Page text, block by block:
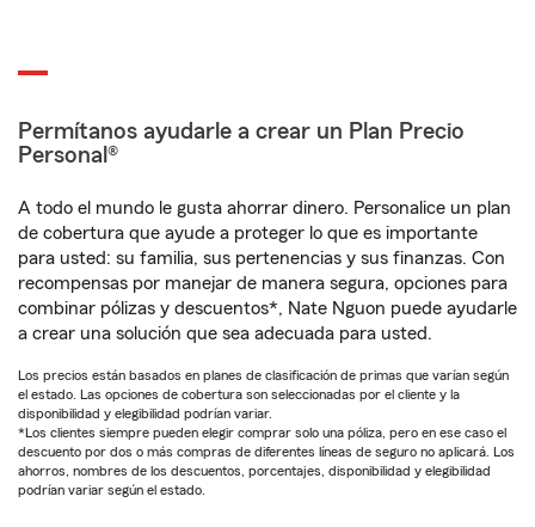
Permítanos ayudarle a crear un Plan Precio
Personal®
A todo el mundo le gusta ahorrar dinero. Personalice un plan
de cobertura que ayude a proteger lo que es importante
para usted: su familia, sus pertenencias y sus finanzas. Con
recompensas por manejar de manera segura, opciones para
combinar pólizas y descuentos*, Nate Nguon puede ayudarle
a crear una solución que sea adecuada para usted.
Los precios están basados en planes de clasificación de primas que varían según
el estado. Las opciones de cobertura son seleccionadas por el cliente y la
disponibilidad y elegibilidad podrían variar.
*Los clientes siempre pueden elegir comprar solo una póliza, pero en ese caso el
descuento por dos o más compras de diferentes líneas de seguro no aplicará. Los
ahorros, nombres de los descuentos, porcentajes, disponibilidad y elegibilidad
podrían variar según el estado.